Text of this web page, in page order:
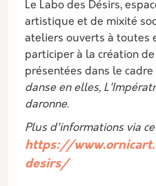
Le Labo des Désirs,
artistique et de mixité
ateliers ouverts à toutes
participer à la création
présentées dans le
danse en elles,
daronne.
Plus d'informations via
https://
desirs/